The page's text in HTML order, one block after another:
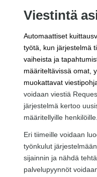
Viestintä
Automaattiset
työtä, kun järjestelmä
vaiheista ja
määriteltävissä omat,
muokattavat
voidaan viestiä
järjestelmä kertoo
määritellyille henkilöille.
Eri tiimeille voidaan
työnkulut
sijainnin ja nähdä
palvelupyynnöt